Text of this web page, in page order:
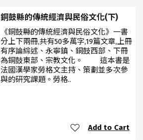
銅鼓縣的傳統經濟與民俗文化(下)
《銅鼓縣的傳統經濟與民俗文化》一書
分上下兩冊,共有50多萬字,19篇文章,上冊
有序論綜述、永寧鎮、銅鼓西部、下冊
為銅鼓東部、宗教文化。 這本書是
法國漢學家勞格文主持、策劃並多次參
與的研究課題。勞格..
Add to Cart